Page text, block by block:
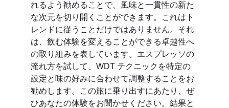
れるよう勧めることで、風味と一貫性の新た
な次元を切り開くことができます。これはト
レンドに従うことだけではありません。それ
は、飲む体験を変えることができる卓越性へ
の取り組みを表しています。エスプレッソの
淹れ方を試して、WDT テクニックを特定の
設定と味の好みに合わせて調整することをお
勧めします。この旅に乗り出すにあたり、ぜ
ひあなたの体験をお聞かせください。結果と